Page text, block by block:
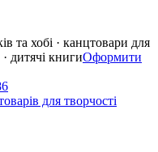
та хобі · канцтовари для
дитячі книгиОформити